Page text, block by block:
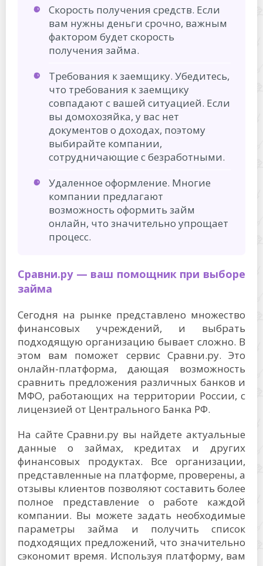
Скорость получения средств. Если
вам нужны деньги срочно, важным
фактором будет скорость
получения займа.
Требования к заемщику. Убедитесь,
что требования к заемщику
совпадают с вашей ситуацией. Если
вы домохозяйка, у вас нет
документов о доходах, поэтому
выбирайте компании,
сотрудничающие с безработными.
Удаленное оформление. Многие
компании предлагают
возможность оформить займ
онлайн, что значительно упрощает
процесс.
Сравни.ру — ваш помощник при выборе
займа
Сегодня на рынке представлено множество
финансовых учреждений, и выбрать
подходящую организацию бывает сложно. В
этом вам поможет сервис Сравни.ру. Это
онлайн-платформа, дающая возможность
сравнить предложения различных банков и
МФО, работающих на территории России, с
лицензией от Центрального Банка РФ.
На сайте Сравни.ру вы найдете актуальные
данные о займах, кредитах и других
финансовых продуктах. Все организации,
представленные на платформе, проверены, а
отзывы клиентов позволяют составить более
полное представление о работе каждой
компании. Вы можете задать необходимые
параметры займа и получить список
подходящих предложений, что значительно
сэкономит время. Используя платформу, вам